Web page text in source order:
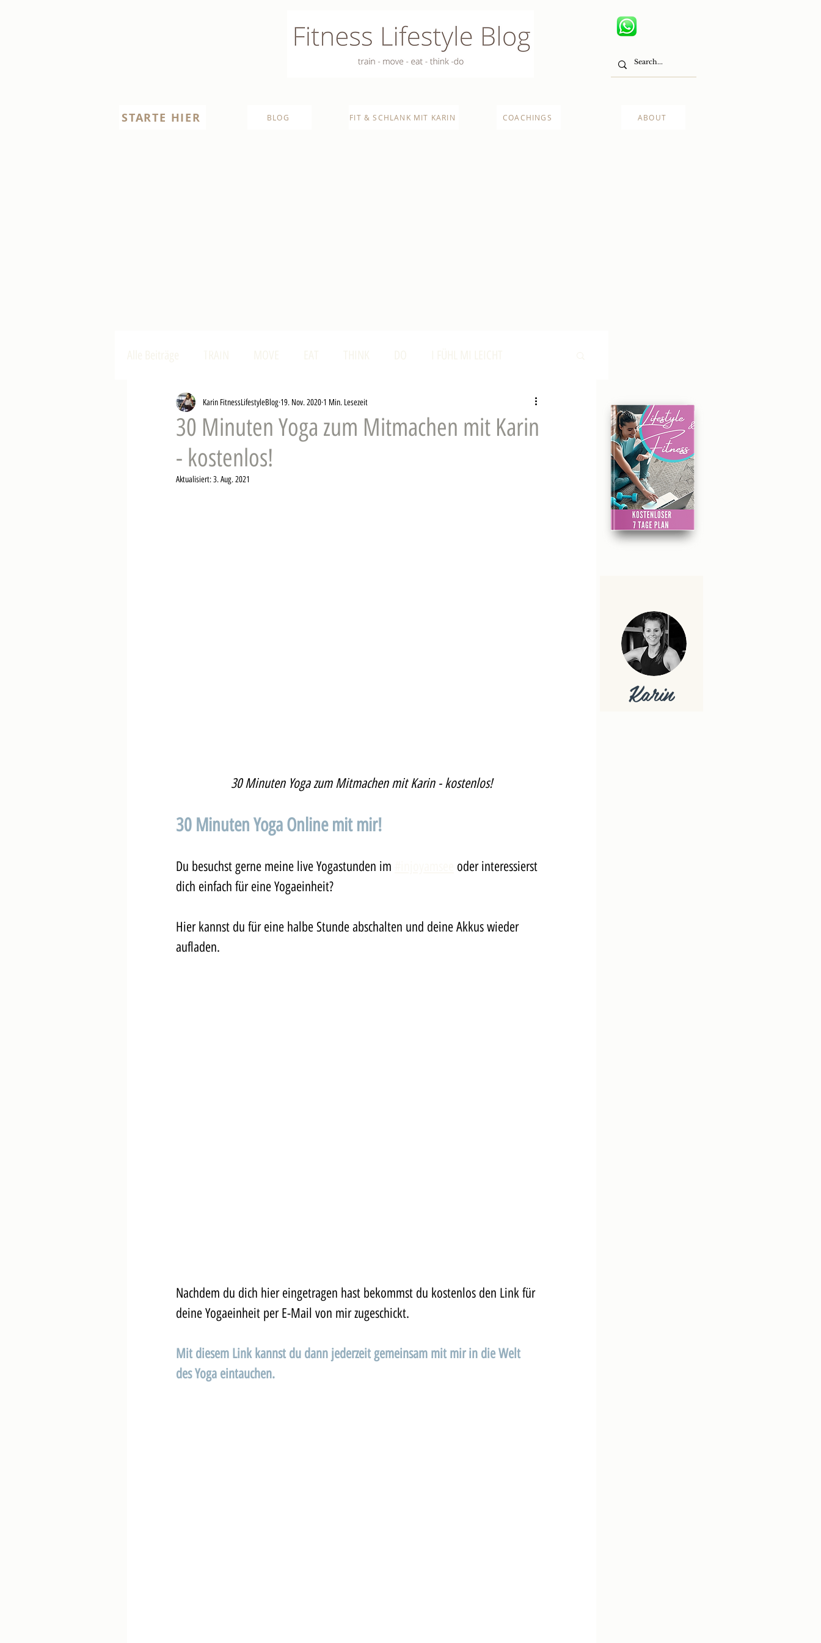
STARTE HIER BLOG FIT & SCHLANK MIT KARIN COACHINGS ABOUT
30 Minuten Yoga zum Mitmachen mit Karin
- kostenlos!
Karin FitnessLifestyleBlog 19. Nov. 2020 1 Min. Lesezeit
Aktualisiert:3. Aug. 2021
30 Minuten Yoga zum Mitmachen mit Karin - kostenlos!
30 Minuten Yoga Online mit mir!
Du besuchst gerne meine live Yogastunden im
oder interessierst
dich einfach für eine Yogaeinheit?
Hier kannst du für eine halbe Stunde abschalten und deine Akkus wieder
aufladen.
Nachdem du dich hier eingetragen hast bekommst du kostenlos den Link für
deine Yogaeinheit per E-Mail von mir zugeschickt.
Mit diesem Link kannst du dann jederzeit gemeinsam mit mir in die Welt
des Yoga eintauchen.
Karin